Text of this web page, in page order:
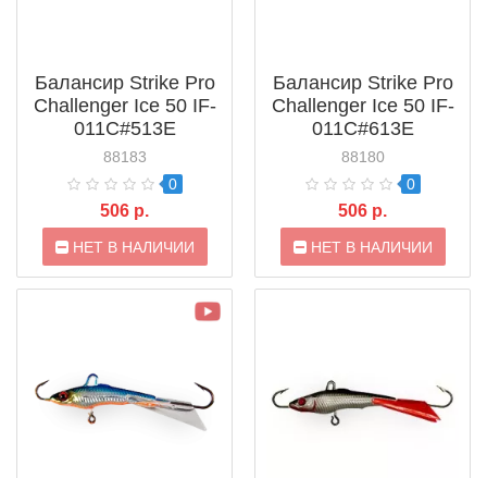
Балансир Strike Pro
Challenger Ice 50 IF-
011C#513E
88183
0
506 р.
НЕТ В НАЛИЧИИ
Балансир Strike Pro
Challenger Ice 50 IF-
011C#613E
88180
0
506 р.
НЕТ В НАЛИЧИИ